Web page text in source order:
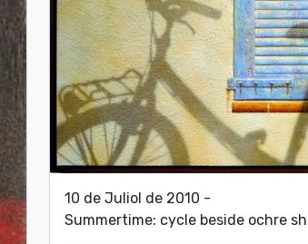
10 de Juliol de 2010 -
Summertime: cycle beside ochre